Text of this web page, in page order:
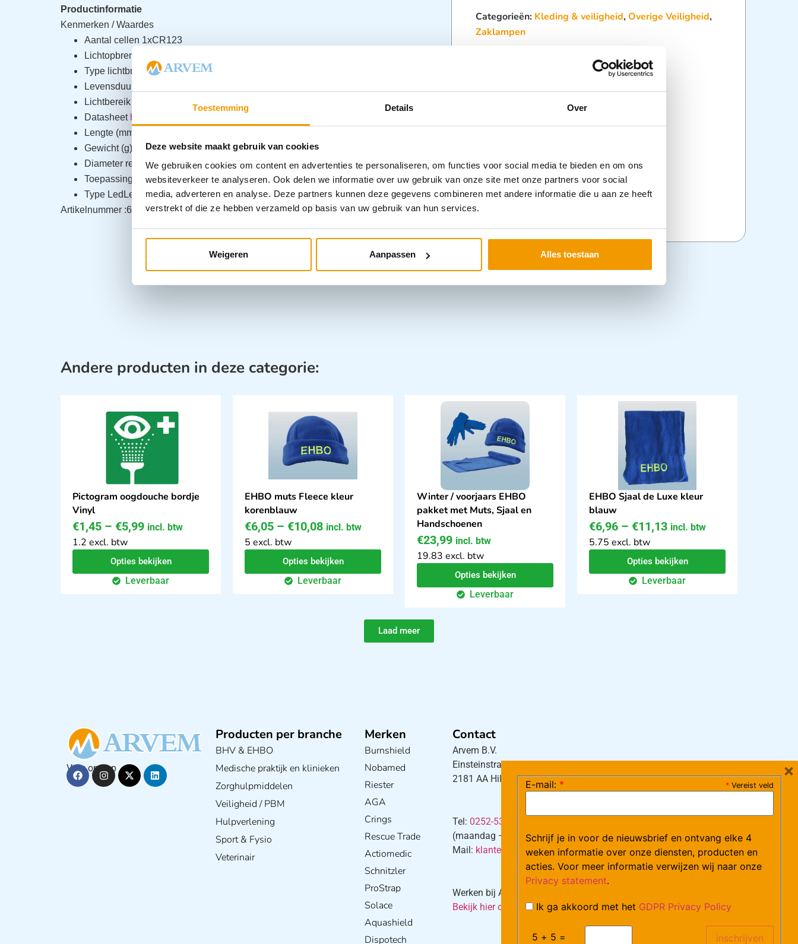
Toestemming Details Over
Deze website maakt gebruik van cookies
We gebruiken cookies om content en advertenties te personaliseren, om functies voor social media te bieden en om ons
websiteverkeer te analyseren. Ook delen we informatie over uw gebruik van onze site met onze partners voor social
media, adverteren en analyse. Deze partners kunnen deze gegevens combineren met andere informatie die u aan ze heeft
verstrekt of die ze hebben verzameld op basis van uw gebruik van hun services.
Weigeren Aanpassen Alles toestaan
Productinformatie
Kenmerken / Waardes
Aantal cellen 1xCR123
Lichtopbrengst 155,0
Type lichtbron 1xCree LED
Levensduur lichtbron (uren) 8,0
Lichtbereik (meters) 140,0
Datasheet https://www.zweibrueder.com/produkte/html_highperfo
Lengte (mm) 97,0
Gewicht (g) 78,0
Diameter reflector (mm) 23,6
Toepassing1 Microcontroller lampen
Type LedLenser M1
Artikelnummer :652001
Categorieën: Kleding & veiligheid,Overige Veiligheid,
Zaklampen
Andere producten in deze categorie:
Pictogram oogdouche bordje
Vinyl
€1,45 – €5,99 incl. btw
1.2 excl. btw
Opties bekijken
Leverbaar
EHBO muts Fleece kleur
korenblauw
€6,05 – €10,08 incl. btw
5 excl. btw
Opties bekijken
Leverbaar
Winter / voorjaars EHBO
pakket met Muts, Sjaal en
Handschoenen
€23,99 incl. btw
19.83 excl. btw
Opties bekijken
Leverbaar
EHBO Sjaal de Luxe kleur
blauw
€6,96 – €11,13 incl. btw
5.75 excl. btw
Opties bekijken
Leverbaar
Laad meer
Volg ons op
Producten per branche
BHV & EHBO
Medische praktijk en klinieken
Zorghulpmiddelen
Veiligheid / PBM
Hulpverlening
Sport & Fysio
Veterinair
Merken
Burnshield
Nobamed
Riester
AGA
Crings
Rescue Trade
Actiomedic
Schnitzler
ProStrap
Solace
Aquashield
Dispotech
Contact
Arvem B.V.
Einsteinstraat 5
2181 AA Hillegom
Tel: 0252-533256
(maandag – donderdag 08:30-17:15 uur / vrijdag 08:30-16:00 uur)
Mail: klantenservice@arvem.nl
Werken bij Arvem?
Bekijk hier onze vacatures.
* Vereist veld
E-mail: *
Schrijf je in voor de nieuwsbrief en ontvang elke 4
weken informatie over onze diensten, producten en
acties. Voor meer informatie verwijzen wij naar onze
Privacy statement.
Ik ga akkoord met het GDPR Privacy Policy
5 + 5 =
×